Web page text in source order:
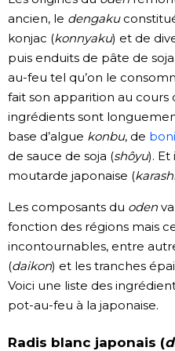
ancien, le dengaku
konjac (konnyaku) et de
puis enduits de pâte de
au-feu tel qu’on le
fait son apparition au cours
ingrédients sont
base d’algue konbu, de
de sauce de soja (shôyu). Et
moutarde japonaise (
Les composants du oden
fonction des régions mais
incontournables, entre
(daikon) et les tranches
Voici une liste des
pot-au-feu à la japonaise.
Radis blanc japonais (